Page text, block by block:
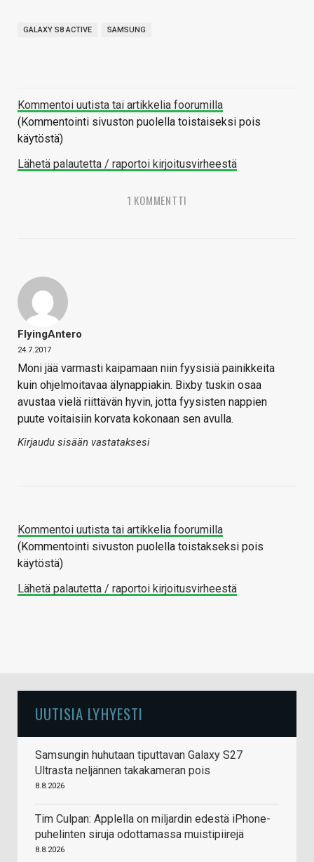
GALAXY S8 ACTIVE SAMSUNG
Kommentoi uutista tai artikkelia foorumilla
(Kommentointi sivuston puolella toistaiseksi pois
käytöstä)
Lähetä palautetta / raportoi kirjoitusvirheestä
1 KOMMENTTI
FlyingAntero
24.7.2017
Moni jää varmasti kaipamaan niin fyysisiä painikkeita
kuin ohjelmoitavaa älynappiakin. Bixby tuskin osaa
avustaa vielä riittävän hyvin, jotta fyysisten nappien
puute voitaisiin korvata kokonaan sen avulla.
Kirjaudu sisään vastataksesi
Kommentoi uutista tai artikkelia foorumilla
(Kommentointi sivuston puolella toistakseksi pois
käytöstä)
Lähetä palautetta / raportoi kirjoitusvirheestä
UUTISIA LYHYESTI
Samsungin huhutaan tiputtavan Galaxy S27
Ultrasta neljännen takakameran pois
8.8.2026
Tim Culpan: Applella on miljardin edestä iPhone-
puhelinten siruja odottamassa muistipiirejä
8.8.2026